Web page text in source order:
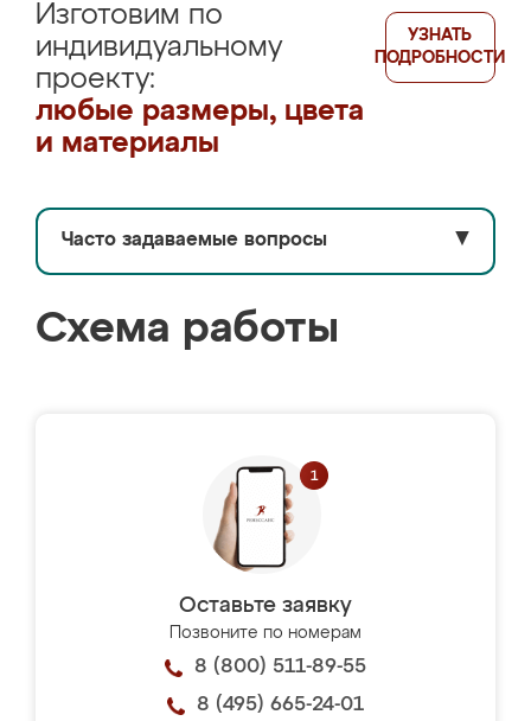
Изготовим по
индивидуальному
проекту:
любые размеры, цвета
и материалы
УЗНАТЬ
ПОДРОБНОСТИ
Часто задаваемые вопросы ▼
Схема работы
Оставьте заявку
Позвоните по номерам
8 (800) 511-89-55
8 (495) 665-24-01